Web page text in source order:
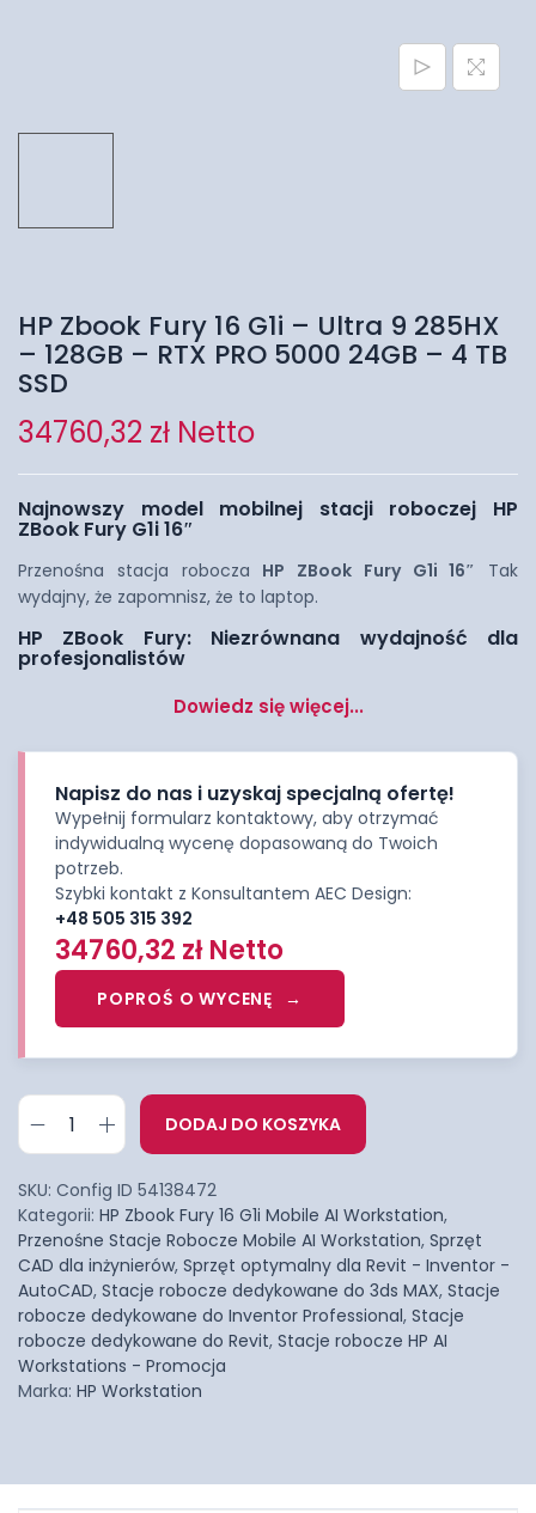
HP Zbook Fury 16 G1i – Ultra 9 285HX
– 128GB – RTX PRO 5000 24GB – 4 TB
SSD
34760,32 zł Netto
Najnowszy model mobilnej stacji roboczej HP
ZBook Fury G1i 16″
Przenośna stacja robocza HP ZBook Fury G1i 16″
Tak
wydajny, że zapomnisz, że to laptop.
HP ZBook Fury: Niezrównana wydajność dla
profesjonalistów
Dowiedz się więcej...
Napisz do nas i uzyskaj specjalną ofertę!
Wypełnij formularz kontaktowy, aby otrzymać
indywidualną wycenę dopasowaną do Twoich
potrzeb.
Szybki kontakt z Konsultantem AEC Design:
+48 505 315 392
34760,32 zł Netto
POPROŚ O WYCENĘ
DODAJ DO KOSZYKA
SKU: Config ID 54138472
Kategorii: HP Zbook Fury 16 G1i Mobile AI Workstation,
Przenośne Stacje Robocze Mobile AI Workstation, Sprzęt
CAD dla inżynierów, Sprzęt optymalny dla Revit - Inventor -
AutoCAD, Stacje robocze dedykowane do 3ds MAX, Stacje
robocze dedykowane do Inventor Professional, Stacje
robocze dedykowane do Revit, Stacje robocze HP AI
Workstations - Promocja
Marka: HP Workstation